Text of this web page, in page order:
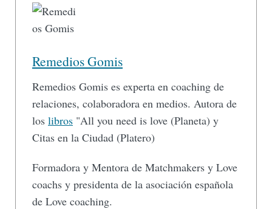
Remedios Gomis
Remedios Gomis es experta en coaching de
relaciones, colaboradora en medios. Autora de
los libros "All you need is love (Planeta) y
Citas en la Ciudad (Platero)
Formadora y Mentora de Matchmakers y Love
coachs y presidenta de la asociación española
de Love coaching.